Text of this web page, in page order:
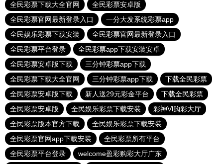
全民彩票下载大全官网
全民彩票安卓版
全民彩票官网最新登录入口
一分大发系统彩票app
全民娱乐彩票下载安装
全民彩票官网最新登录入口
全民彩票平台登录
全民彩票app下载安装安卓
全民彩票安卓版下载
三分钟彩票app下载
全民彩票下载大全官网
三分钟彩票app下载
下载全民彩票
全民彩票安卓版下载
新人送29元彩金平台
下载全民彩票
全民彩票安卓版
全民娱乐彩票下载安装
彩神Vl购彩大厅
全民彩票版本官方下载
全民娱乐彩票下载安装
全民彩票官网app下载安装
全民彩票所有平台
全民彩票平台登录
welcome盈彩购彩大厅广东